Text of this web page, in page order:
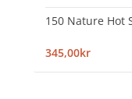
150 Nature Hot
345,00kr